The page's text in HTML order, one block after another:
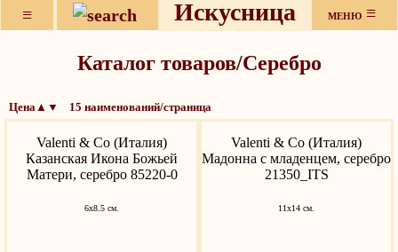
≡ Искусница МЕНЮ ≡
Каталог товаров/Серебро
Цена▲▼ 15 наименований/страница
Valenti & Co (Италия)
Казанская Икона Божьей
Матери, серебро 85220-0
6х8.5 см.
Valenti & Co (Италия)
Мадонна с младенцем, серебро
21350_ITS
11х14 см.